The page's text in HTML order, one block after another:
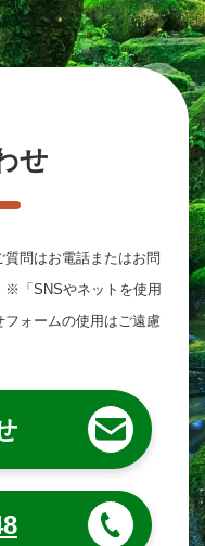
せ
質問はお電話またはお問
※「SNSやネットを使用
フォームの使用はご遠慮